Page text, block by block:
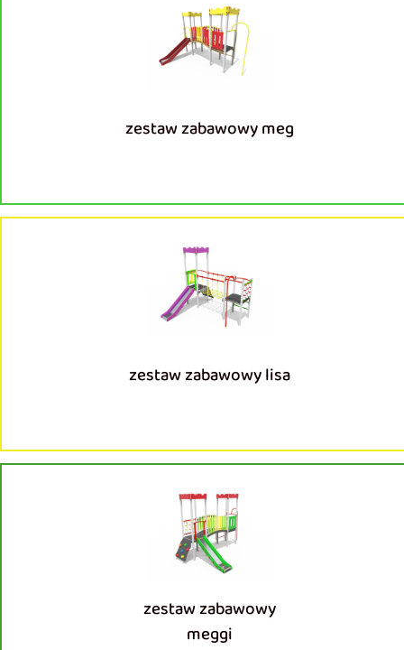
zestaw zabawowy meg
zestaw zabawowy lisa
zestaw zabawowy
meggi